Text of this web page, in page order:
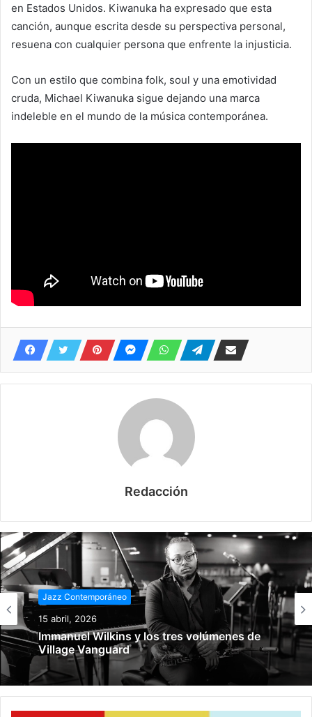
en Estados Unidos. Kiwanuka ha expresado que esta
canción, aunque escrita desde su perspectiva personal,
resuena con cualquier persona que enfrente la injusticia.
Con un estilo que combina folk, soul y una emotividad
cruda, Michael Kiwanuka sigue dejando una marca
indeleble en el mundo de la música contemporánea.
Redacción
Jazz Contemporáneo
15 abril, 2026
Immanuel Wilkins y los tres volúmenes de
Village Vanguard